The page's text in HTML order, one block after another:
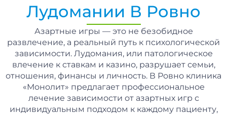
Лудомании В Ровно
Азартные игры — это не безобидное
развлечение, а реальный путь к психологической
зависимости. Лудомания, или патологическое
влечение к ставкам и казино, разрушает семьи,
отношения, финансы и личность. В Ровно клиника
«Монолит» предлагает профессиональное
лечение зависимости от азартных игр с
индивидуальным подходом к каждому пациенту,